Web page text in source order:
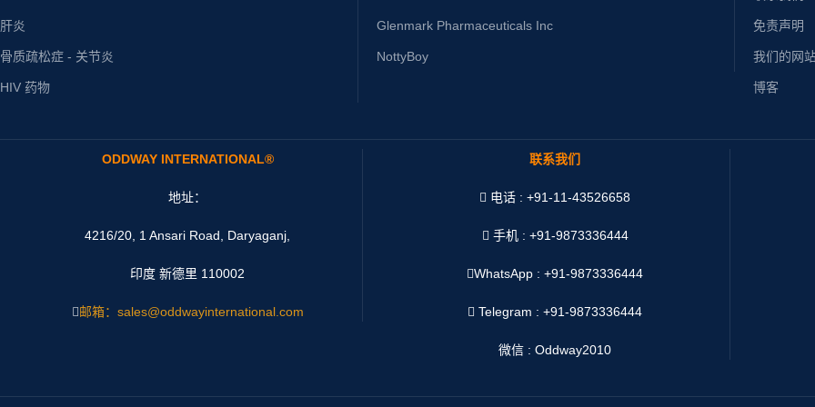
肝炎
骨质疏松症 - 关节炎
HIV 药物
Glenmark Pharmaceuticals Inc
NottyBoy
免责声明
我们的网
博客
ODDWAY INTERNATIONAL®
地址：
4216/20, 1 Ansari Road, Daryaganj,
印度 新德里 110002
邮箱：sales@oddwayinternational.com
联系我们
电话 : +91-11-43526658
手机 : +91-9873336444
WhatsApp :+91-9873336444
Telegram : +91-9873336444
微信 : Oddway2010